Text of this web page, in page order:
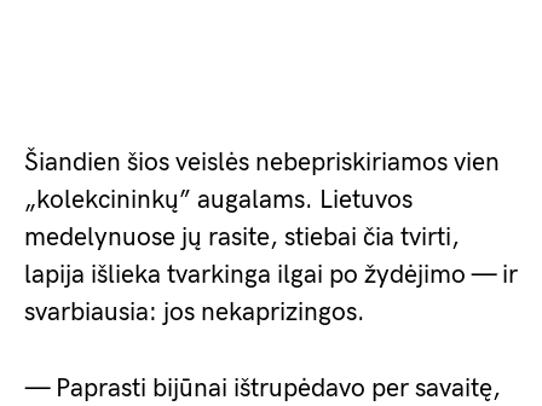
Šiandien šios veislės nebepriskiriamos vien
„kolekcininkų” augalams. Lietuvos
medelynuose jų rasite, stiebai čia tvirti,
lapija išlieka tvarkinga ilgai po žydėjimo — ir
svarbiausia: jos nekaprizingos.
— Paprasti bijūnai ištrupėdavo per savaitę,